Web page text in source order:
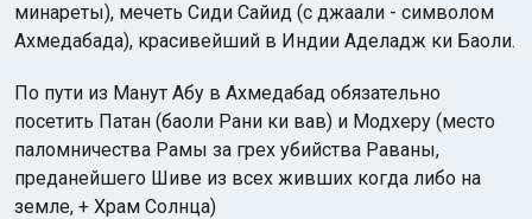
минареты), мечеть Сиди Сайид (с джаали - символом
Ахмедабада), красивейший в Индии Аделадж ки Баоли.
По пути из Манут Абу в Ахмедабад обязательно
посетить Патан (баоли Рани ки вав) и Модхеру (место
паломничества Рамы за грех убийства Раваны,
преданейшего Шиве из всех живших когда либо на
земле, + Храм Солнца)